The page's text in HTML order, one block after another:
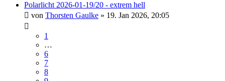
Polarlicht 2026-01-19/20 - extrem hell
von Thorsten Gaulke » 19. Jan 2026, 20:05
1
…
6
7
8